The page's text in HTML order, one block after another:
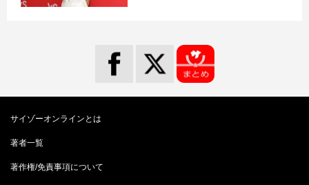
サイゾーオンラインとは
著者一覧
著作権/免責事項について